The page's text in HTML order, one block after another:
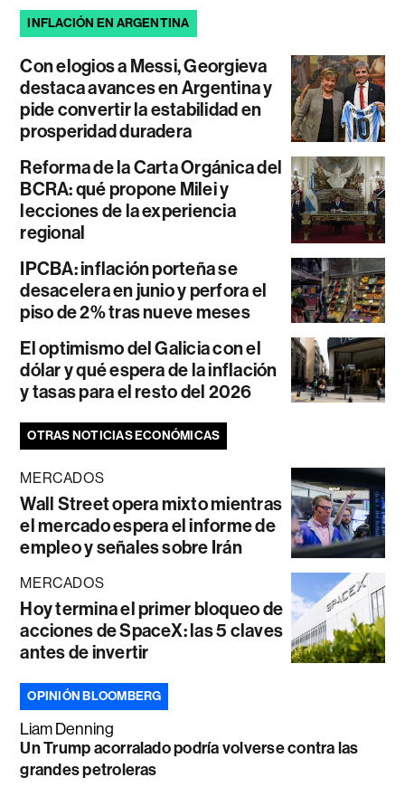
INFLACIÓN EN ARGENTINA
Con elogios a Messi, Georgieva
destaca avances en Argentina y
pide convertir la estabilidad en
prosperidad duradera
Reforma de la Carta Orgánica del
BCRA: qué propone Milei y
lecciones de la experiencia
regional
IPCBA: inflación porteña se
desacelera en junio y perfora el
piso de 2% tras nueve meses
El optimismo del Galicia con el
dólar y qué espera de la inflación
y tasas para el resto del 2026
OTRAS NOTICIAS ECONÓMICAS
MERCADOS
Wall Street opera mixto mientras
el mercado espera el informe de
empleo y señales sobre Irán
MERCADOS
Hoy termina el primer bloqueo de
acciones de SpaceX: las 5 claves
antes de invertir
OPINIÓN BLOOMBERG
Liam Denning
Un Trump acorralado podría volverse contra las
grandes petroleras